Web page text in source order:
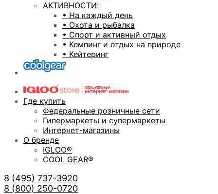
АКТИВНОСТИ:
• На каждый день
• Охота и рыбалка
• Спорт и активный отдых
• Кемпинг и отдых на природе
• Кейтеринг
Где купить
Федеральные розничные сети
Гипермаркеты и супермаркеты
Интернет-магазины
О бренде
IGLOO®
COOL GEAR®
8 (495) 737-3920
8 (800) 250-0720